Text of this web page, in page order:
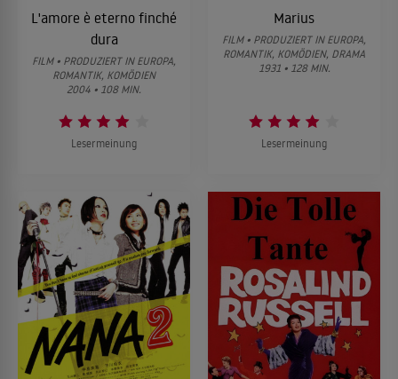
L'amore è eterno finché
dura
FILM • PRODUZIERT IN EUROPA,
ROMANTIK, KOMÖDIEN
2004 • 108 MIN.
Lesermeinung
Marius
FILM • PRODUZIERT IN EUROPA,
ROMANTIK, KOMÖDIEN, DRAMA
1931 • 128 MIN.
Lesermeinung